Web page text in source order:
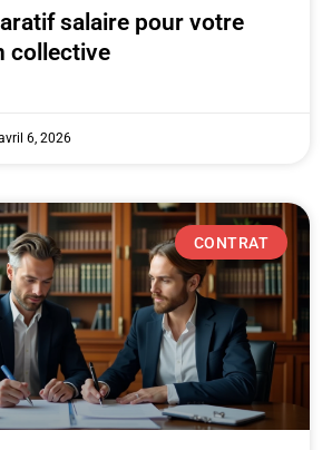
salaire pour votre
collective
6, 2026
CONTRAT